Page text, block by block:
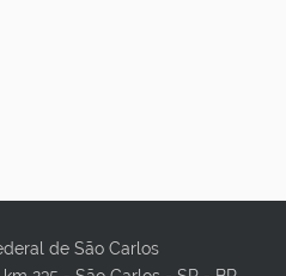
de São Carlos